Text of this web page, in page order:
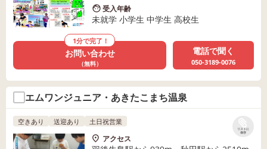
受入年齢
未就学 小学生 中学生 高校生
1分で完了！
お問い合わせ
（無料）
電話で聞く
050-3189-0076
エムワンジュニア・あきたこまち温泉
リストに
保存
空きあり 送迎あり 土日祝営業
アクセス